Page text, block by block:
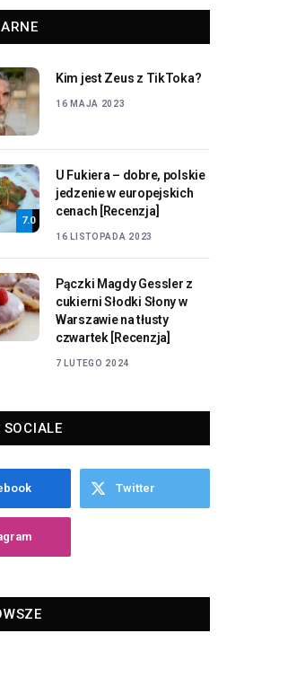
Kim jest Zeus z TikToka?
16 MAJA 2023
7.0
U Fukiera – dobre, polskie
jedzenie w europejskich
cenach [Recenzja]
16 LISTOPADA 2023
Pączki Magdy Gessler z
cukierni Słodki Słony w
Warszawie na tłusty
czwartek [Recenzja]
7 LUTEGO 2024
Twitter